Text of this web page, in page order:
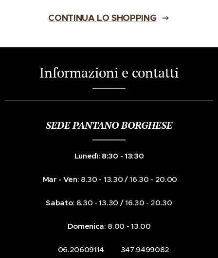
CONTINUA LO SHOPPING
Informazioni e contatti
SEDE PANTANO BORGHESE
Lunedì: 8:30 - 13:30
Mar - Ven: 8.30 - 13.30 / 16.30 - 20.00
Sabato: 8.30 - 13.30 / 16.30 - 20.30
Domenica: 8.00 - 13.00
☎️ 06.20609114 📞 347.9499082